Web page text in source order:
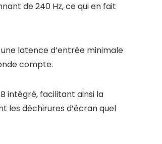
de 240 Hz, ce qui en fait
une latence d’entrée minimale
compte.
intégré, facilitant ainsi la
les déchirures d’écran quel